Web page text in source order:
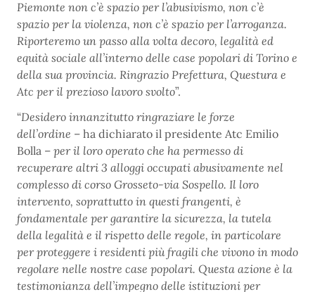
Piemonte non c’è spazio per l’abusivismo, non c’è
spazio per la violenza, non c’è spazio per l’arroganza.
Riporteremo un passo alla volta decoro, legalità ed
equità sociale all’interno delle case popolari di Torino e
della sua provincia. Ringrazio Prefettura, Questura e
Atc per il prezioso lavoro svolto”.
“Desidero innanzitutto ringraziare le forze
dell’ordine – ha dichiarato il presidente Atc Emilio
Bolla – per il loro operato che ha permesso di
recuperare altri 3 alloggi occupati abusivamente nel
complesso di corso Grosseto-via Sospello. Il loro
intervento, soprattutto in questi frangenti, è
fondamentale per garantire la sicurezza, la tutela
della legalità e il rispetto delle regole, in particolare
per proteggere i residenti più fragili che vivono in modo
regolare nelle nostre case popolari. Questa azione è la
testimonianza dell’impegno delle istituzioni per